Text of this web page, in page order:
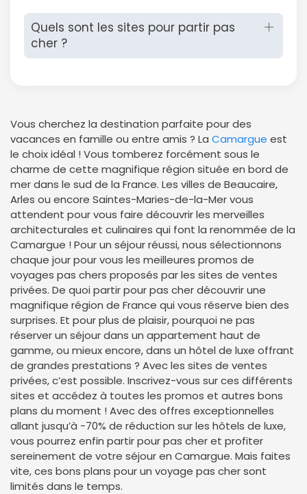
Quels sont les sites pour partir pas
cher ?
Vous cherchez la destination parfaite pour des
vacances en famille ou entre amis ? La Camargue est
le choix idéal ! Vous tomberez forcément sous le
charme de cette magnifique région située en bord de
mer dans le sud de la France. Les villes de Beaucaire,
Arles ou encore Saintes-Maries-de-la-Mer vous
attendent pour vous faire découvrir les merveilles
architecturales et culinaires qui font la renommée de la
Camargue ! Pour un séjour réussi, nous sélectionnons
chaque jour pour vous les meilleures promos de
voyages pas chers proposés par les sites de ventes
privées. De quoi partir pour pas cher découvrir une
magnifique région de France qui vous réserve bien des
surprises. Et pour plus de plaisir, pourquoi ne pas
réserver un séjour dans un appartement haut de
gamme, ou mieux encore, dans un hôtel de luxe offrant
de grandes prestations ? Avec les sites de ventes
privées, c’est possible. Inscrivez-vous sur ces différents
sites et accédez à toutes les promos et autres bons
plans du moment ! Avec des offres exceptionnelles
allant jusqu’à -70% de réduction sur les hôtels de luxe,
vous pourrez enfin partir pour pas cher et profiter
sereinement de votre séjour en Camargue. Mais faites
vite, ces bons plans pour un voyage pas cher sont
limités dans le temps.